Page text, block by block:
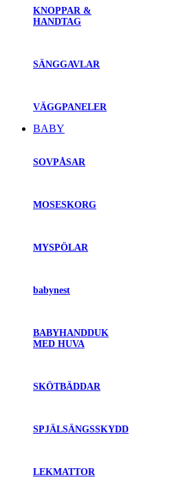
KNOPPAR &
HANDTAG
SÄNGGAVLAR
VÄGGPANELER
BABY
SOVPÅSAR
MOSESKORG
MYSPÖLAR
babynest
BABYHANDDUK
MED HUVA
SKÖTBÄDDAR
SPJÄLSÄNGSSKYDD
LEKMATTOR